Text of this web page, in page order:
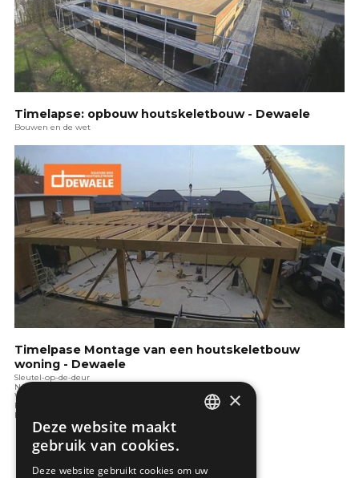
Timelapse: opbouw houtskeletbouw - Dewaele
Bouwen en de wet
Timelpase Montage van een houtskeletbouw
woning - Dewaele
Sleutel-op-de-deur
Nadenken over bouwen
Wat is duurzaam bouwen
Bouwen in de toekomst
Bouwen en de wet
×
Deze website maakt
gebruik van cookies.
Deze website gebruikt cookies om uw